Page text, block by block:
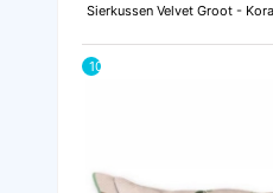
Sierkussen Velvet Groot -
10